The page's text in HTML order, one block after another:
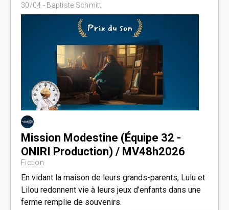
30/04 - Baptiste Schmitt
Mission Modestine (Équipe 32 -
ONIRI Production) / MV48h2026
Fiction
En vidant la maison de leurs grands-parents, Lulu et
Lilou redonnent vie à leurs jeux d’enfants dans une
ferme remplie de souvenirs.